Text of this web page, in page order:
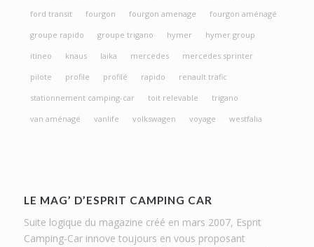
ford transit
fourgon fourgon amenage
fourgon aménagé
groupe rapido
groupe trigano hymer
hymer group
itineo
knaus laika mercedes
mercedes sprinter
pilote
profile profilé rapido
renault trafic
stationnement camping-car
toit relevable
trigano
van aménagé
vanlife volkswagen voyage westfalia
LE MAG’ D’ESPRIT CAMPING CAR
Suite logique du magazine créé en mars 2007, Esprit
Camping-Car innove toujours en vous proposant